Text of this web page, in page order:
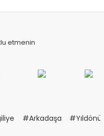
etmenin
#Arkadaşa